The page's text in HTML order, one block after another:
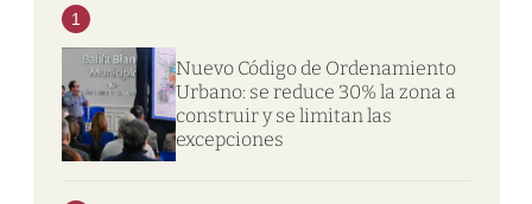
1
Nuevo Código de Ordenamiento
Urbano: se reduce 30% la zona a
construir y se limitan las
excepciones